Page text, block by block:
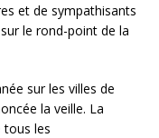
et de sympathisants
le rond-point de la
sur les villes de
la veille. La
tous les